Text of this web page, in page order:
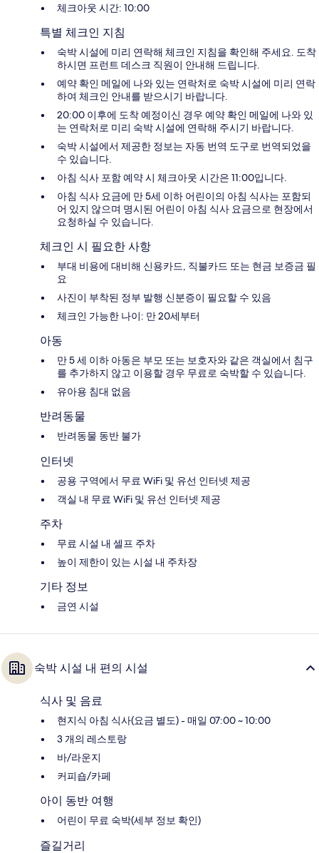
체크아웃 시간: 10:00
특별 체크인 지침
숙박 시설에 미리 연락해 체크인 지침을 확인해 주세요. 도착
하시면 프런트 데스크 직원이 안내해 드립니다.
예약 확인 메일에 나와 있는 연락처로 숙박 시설에 미리 연락
하여 체크인 안내를 받으시기 바랍니다.
20:00 이후에 도착 예정이신 경우 예약 확인 메일에 나와 있
는 연락처로 미리 숙박 시설에 연락해 주시기 바랍니다.
숙박 시설에서 제공한 정보는 자동 번역 도구로 번역되었을
수 있습니다.
아침 식사 포함 예약 시 체크아웃 시간은 11:00입니다.
아침 식사 요금에 만 5세 이하 어린이의 아침 식사는 포함되
어 있지 않으며 명시된 어린이 아침 식사 요금으로 현장에서
요청하실 수 있습니다.
체크인 시 필요한 사항
부대 비용에 대비해 신용카드, 직불카드 또는 현금 보증금 필
요
사진이 부착된 정부 발행 신분증이 필요할 수 있음
체크인 가능한 나이: 만 20세부터
아동
만 5 세 이하 아동은 부모 또는 보호자와 같은 객실에서 침구
를 추가하지 않고 이용할 경우 무료로 숙박할 수 있습니다.
유아용 침대 없음
반려동물
반려동물 동반 불가
인터넷
공용 구역에서 무료 WiFi 및 유선 인터넷 제공
객실 내 무료 WiFi 및 유선 인터넷 제공
주차
무료 시설 내 셀프 주차
높이 제한이 있는 시설 내 주차장
기타 정보
금연 시설
숙박 시설 내 편의 시설
식사 및 음료
현지식 아침 식사(요금 별도) - 매일 07:00 ~ 10:00
3 개의 레스토랑
바/라운지
커피숍/카페
아이 동반 여행
어린이 무료 숙박(세부 정보 확인)
즐길거리